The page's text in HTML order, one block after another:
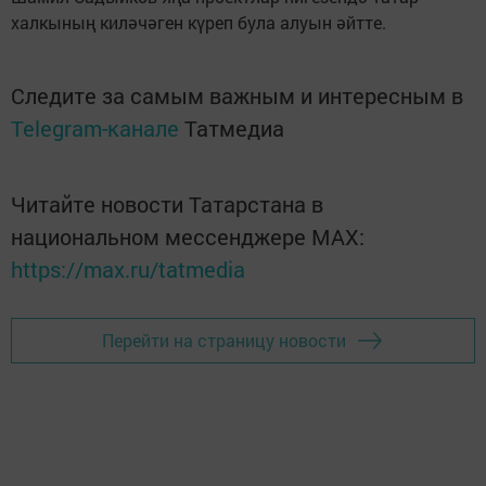
халкының киләчәген күреп була алуын әйтте.
Следите за самым важным и интересным в
Telegram-канале Татмедиа
Читайте новости Татарстана в
национальном мессенджере MАХ:
https://max.ru/tatmedia
Перейти на страницу новости